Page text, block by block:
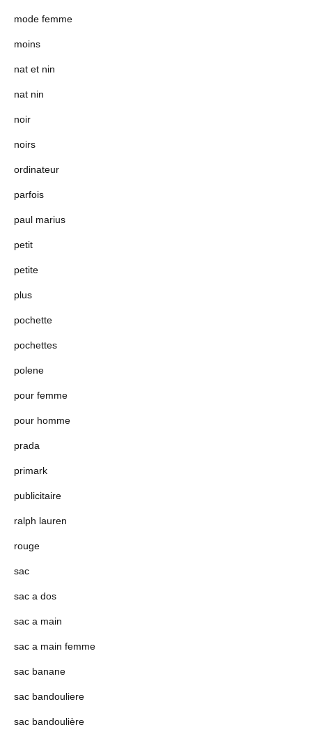
mode femme
moins
nat et nin
nat nin
noir
noirs
ordinateur
parfois
paul marius
petit
petite
plus
pochette
pochettes
polene
pour femme
pour homme
prada
primark
publicitaire
ralph lauren
rouge
sac
sac a dos
sac a main
sac a main femme
sac banane
sac bandouliere
sac bandoulière